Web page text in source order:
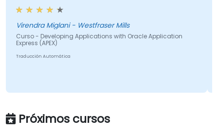
Virendra Miglani - Westfraser Mills
Curso - Developing Applications with Oracle Application
Express (APEX)
Traducción Automática
Próximos cursos